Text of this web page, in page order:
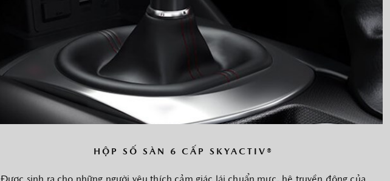
HỘP SỐ SÀN 6 CẤP SKYACTIV®